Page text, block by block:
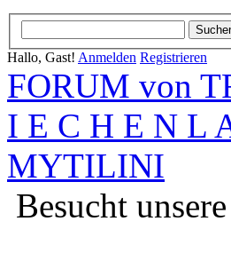
Hallo, Gast! Anmelden Registrieren
FORUM von
I E C H E N L
MYTILINI
Besucht